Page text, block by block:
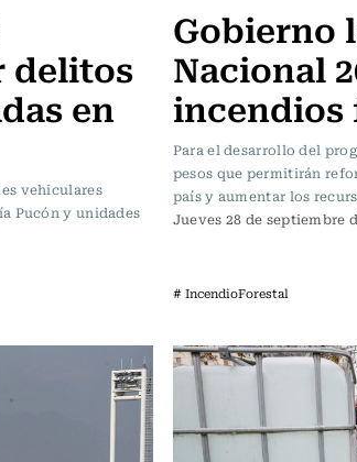
delitos
en
vehiculares
Pucón y unidades
Gobierno
Nacional
incendios
Para el desarrollo del
pesos que permitirán
país y aumentar los
Jueves 28 de septiembre
# IncendioForestal